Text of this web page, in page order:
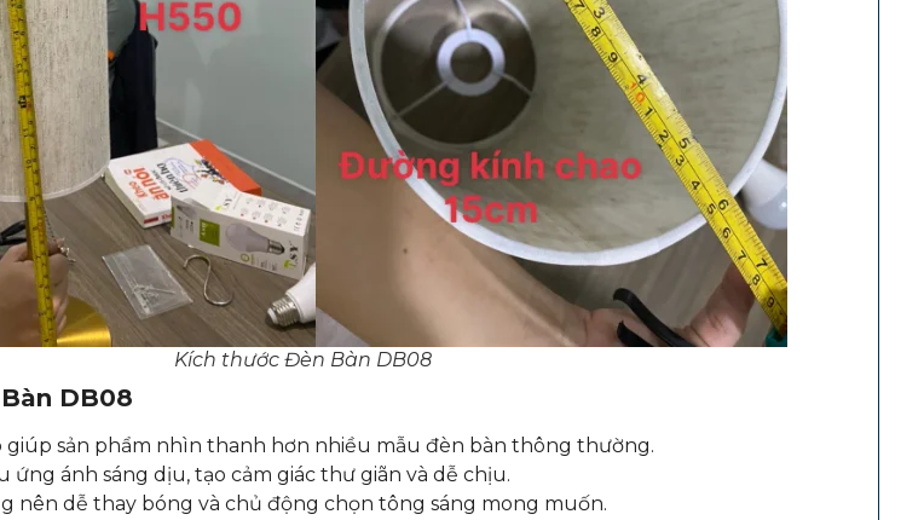
Kích thước Đèn Bàn DB08
DB08
giúp sản phẩm nhìn thanh hơn nhiều mẫu đèn bàn thông thường.
ứng ánh sáng dịu, tạo cảm giác thư giãn và dễ chịu.
nên dễ thay bóng và chủ động chọn tông sáng mong muốn.